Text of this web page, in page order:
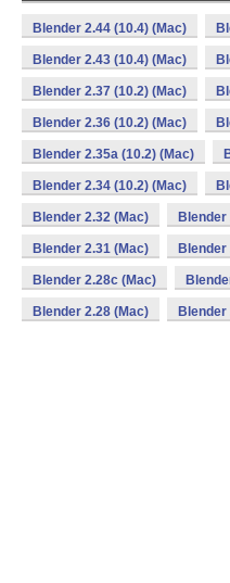
Blender 2.44 (10.4) (Mac)
Blender 2.43 (10.4) (Mac)
Blender 2.37 (10.2) (Mac)
Blender 2.36 (10.2) (Mac)
Blender 2.35a (10.2) (Mac)
Blender 2.34 (10.2) (Mac)
Blender 2.32 (Mac) Blender
Blender 2.31 (Mac) Blender
Blender 2.28c (Mac)
Blender 2.28 (Mac) Blender